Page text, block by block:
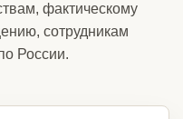
фактическому
сотрудникам
России.